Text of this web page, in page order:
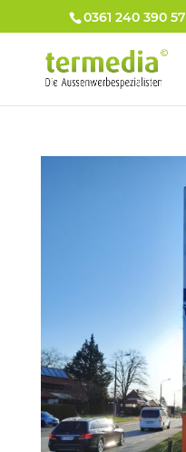
0361 240 390 57